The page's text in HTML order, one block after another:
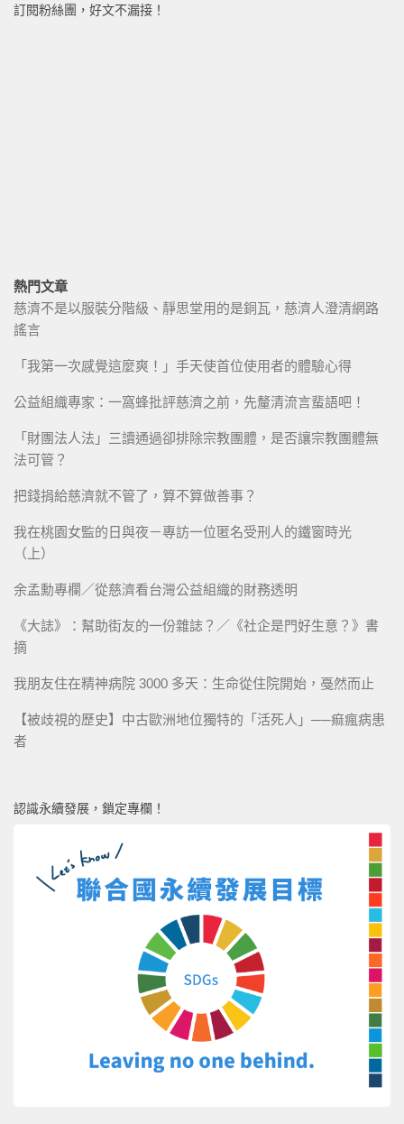
訂閱粉絲團，好文不漏接！
熱門文章
慈濟不是以服裝分階級、靜思堂用的是銅瓦，慈濟人澄清網路
謠言
「我第一次感覺這麼爽！」手天使首位使用者的體驗心得
公益組織專家：一窩蜂批評慈濟之前，先釐清流言蜚語吧！
「財團法人法」三讀通過卻排除宗教團體，是否讓宗教團體無
法可管？
把錢捐給慈濟就不管了，算不算做善事？
我在桃園女監的日與夜－專訪一位匿名受刑人的鐵窗時光
（上）
余孟勳專欄／從慈濟看台灣公益組織的財務透明
《大誌》：幫助街友的一份雜誌？／《社企是門好生意？》書
摘
我朋友住在精神病院 3000 多天：生命從住院開始，戞然而止
【被歧視的歷史】中古歐洲地位獨特的「活死人」──痲瘋病患
者
認識永續發展，鎖定專欄！